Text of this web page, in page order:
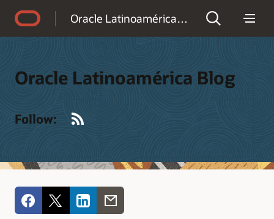
Oracle Latinoamérica Blog
Oracle Latinoamérica Blog
Follow: